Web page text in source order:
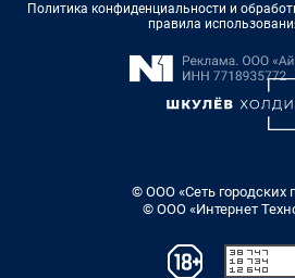
Политика конфиденциальности и
правила
© ООО «Сеть городских
© ООО «Интернет